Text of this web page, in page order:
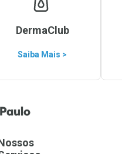
DermaClub
Saiba Mais >